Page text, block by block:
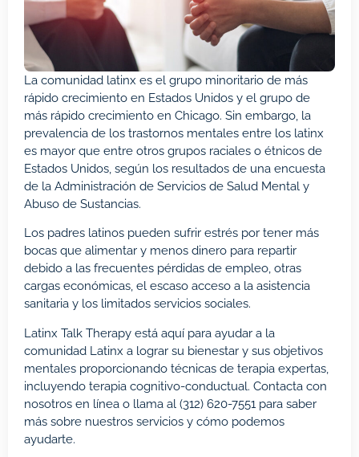
La comunidad latinx es el grupo minoritario de más
rápido crecimiento en Estados Unidos y el grupo de
más rápido crecimiento en Chicago. Sin embargo, la
prevalencia de los trastornos mentales entre los latinx
es mayor que entre otros grupos raciales o étnicos de
Estados Unidos, según los resultados de una encuesta
de la Administración de Servicios de Salud Mental y
Abuso de Sustancias.
Los padres latinos pueden sufrir estrés por tener más
bocas que alimentar y menos dinero para repartir
debido a las frecuentes pérdidas de empleo, otras
cargas económicas, el escaso acceso a la asistencia
sanitaria y los limitados servicios sociales.
Latinx Talk Therapy está aquí para ayudar a la
comunidad Latinx a lograr su bienestar y sus objetivos
mentales proporcionando técnicas de terapia expertas,
incluyendo terapia cognitivo-conductual. Contacta con
nosotros en línea o llama al (312) 620-7551 para saber
más sobre nuestros servicios y cómo podemos
ayudarte.